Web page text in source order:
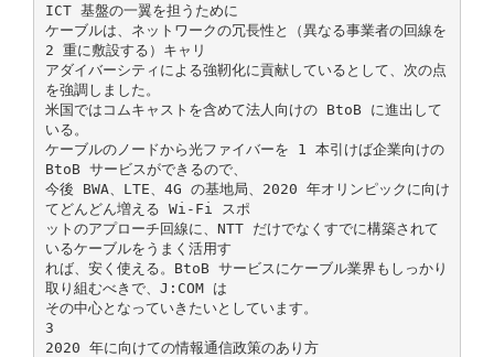
ICT 基盤の一翼を担うために
ケーブルは、ネットワークの冗長性と（異なる事業者の回線を
2 重に敷設する）キャリ
アダイバーシティによる強靭化に貢献しているとして、次の点
を強調しました。
米国ではコムキャストを含めて法人向けの BtoB に進出して
いる。
ケーブルのノードから光ファイバーを 1 本引けば企業向けの
BtoB サービスができるので、
今後 BWA、LTE、4G の基地局、2020 年オリンピックに向け
てどんどん増える Wi-Fi スポ
ットのアプローチ回線に、NTT だけでなくすでに構築されて
いるケーブルをうまく活用す
れば、安く使える。BtoB サービスにケーブル業界もしっかり
取り組むべきで、J:COM は
その中心となっていきたいとしています。
3
2020 年に向けての情報通信政策のあり方